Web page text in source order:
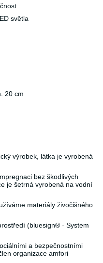
světla
20 cm
výrobek, látka je vyrobená
bez škodlivých
je šetrná vyrobená na vodní
materiály živočišného
(bluesign® - System
a bezpečnostními
organizace amfori